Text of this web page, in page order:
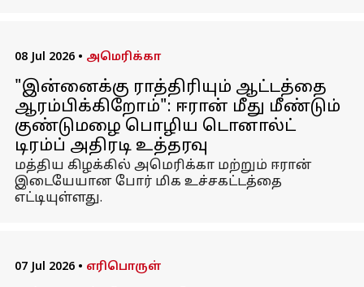
08 Jul 2026 • அமெரிக்கா
"இன்னைக்கு ராத்திரியும் ஆட்டத்தை
ஆரம்பிக்கிறோம்": ஈரான் மீது மீண்டும்
குண்டுமழை பொழிய டொனால்ட்
டிரம்ப் அதிரடி உத்தரவு
மத்திய கிழக்கில் அமெரிக்கா மற்றும் ஈரான்
இடையேயான போர் மிக உச்சகட்டத்தை
எட்டியுள்ளது.
07 Jul 2026 • எரிபொருள்